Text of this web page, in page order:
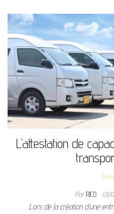
L’attestation de
ParRICO 03/
Lors de la création d’une